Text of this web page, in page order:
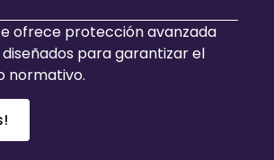
ofrece protección avanzada
para garantizar el
normativo.